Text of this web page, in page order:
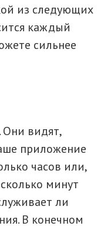
из следующих
каждый
сильнее
Они видят,
приложение
часов или,
минут
ли
В конечном